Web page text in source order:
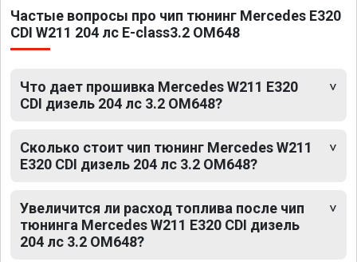
Частые вопросы про чип тюнинг Mercedes E320
CDI W211 204 лс E-class3.2 OM648
Что дает прошивка Mercedes W211 E320
CDI дизель 204 лс 3.2 OM648?
Сколько стоит чип тюнинг Mercedes W211
E320 CDI дизель 204 лс 3.2 OM648?
Увеличится ли расход топлива после чип
тюнинга Mercedes W211 E320 CDI дизель
204 лс 3.2 OM648?